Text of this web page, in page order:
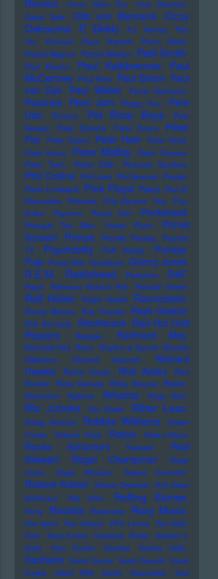
Romero Omer Klein Trio
One Direction
Oskar Sala
Otto von Bismarck Ozzy
Osbourne
P. Diddy P.J. Harvey
Pan
Tau
Pankow Papo Yoplack
Parov Stelar
Patrick Wagner Patrick Walden Patti Smith
Paul Heaton Paul Kalkbrenner
Paul
McCartney Paul Nero Paul Simon Paul
van Dyk Paul Weller Paula Hartmann
Peaches Pearl Jam Peggy Gou
Pere
Ubu
Perrecy Pet Shop Boys
Pete
Seeger
Peter Doherty Peter Evans
Peter
Fox
Peter Green Peter Hein
Peter Hook
Peter Kraus
Peter Maffay
Peter Thomas
Peter Tosh
Petter Eldh Pharoah Sanders
Phil Collins Phil Lesh Phil Spector Photek
Pietro Lombardi
Pink Floyd Pitbull Plan B
Plasmatics
Polecats Poly Styrene Pop
Pop-
Kultur
Popcorn Popol Vuh Portishead
Portugal The Man Power Plush
Primal
Scream
Prince Priscilla Presley
Psychic
TV
Psychobilly Puff Daddy
Puhdys
Pulp Pussy Riot Questlove Quincy Jones
R.E.M. Radiohead Raekwon RAF
Rage Rahsaan Roland Kirk Rainald Grebe
Ralf Hütter Ralph Heidel Rammstein
Randy Weston Ray Charles Rayk Goetze
Reb Kennedy Rechtsrock Red Hot Chili
Peppers
Reggae Reinhard Mey
Reinhold Heil Rezo Rhythm & Sound Ricardo
Villalobos
Richard Ashcroft
Richard
Hawley
Richie Hawtin Rick Astley
Rick
Buckler
Ricky Gervais Ricky Shayne Riddim
Riechmann Righeira Rihanna Ringo Starr
Rio Juhnke Rio Reiser Ritter Lean
Robag Wruhme Robbie Williams
Robert
Forster
Roberta Flack Robyn Rock-o-Rama
Rocko Schamoni Rockwell
Rod
Stewart
Roger Champman
Roger
Cicero
Roger McGuinn Roland Emmerich
Roland Kaiser Roland Owsnitzki
Rolf Dieter
Brinkmann
Rolf Kühn Rolling Stones
Romy Rosalia Rosenstolz Roxy Music
Roy Ayers Roy Orbison RPS Lanrue
Run-DMC
Rush
Russ Kunkel Russland Rutles
Sababa 5
Sade
Sam Fender Sandow Sandra Hüller
Santiano Sarah Connor Sarah Davachi Sarah
Engels
Sarah Wild Sasha Saturndaze
Saul